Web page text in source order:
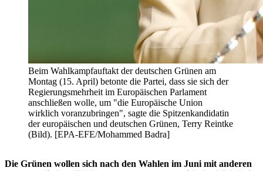
Beim Wahlkampfauftakt der deutschen Grünen am
Montag (15. April) betonte die Partei, dass sie sich der
Regierungsmehrheit im Europäischen Parlament
anschließen wolle, um "die Europäische Union
wirklich voranzubringen", sagte die Spitzenkandidatin
der europäischen und deutschen Grünen, Terry Reintke
(Bild). [EPA-EFE/Mohammed Badra]
Die Grünen wollen sich nach den Wahlen im Juni mit anderen